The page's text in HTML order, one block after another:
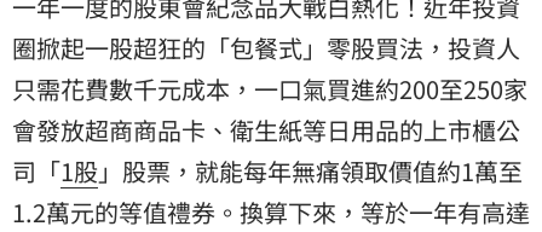
一年一度的股東會紀念品大戰白熱化！近年投資
圈掀起一股超狂的「包餐式」零股買法，投資人
只需花費數千元成本，一口氣買進約200至250家
會發放超商商品卡、衛生紙等日用品的上市櫃公
司「1股 」股票，就能每年無痛領取價值約1萬至
1.2萬元的等值禮券。換算下來，等於一年有高達